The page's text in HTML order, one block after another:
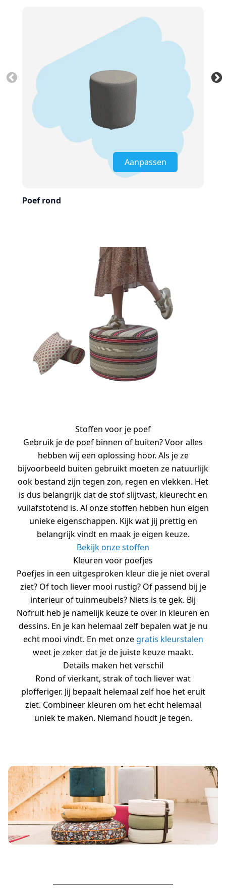
Aanpassen
Poef rond
Stoffen voor je poef
Gebruik je de poef binnen of buiten? Voor alles
hebben wij een oplossing hoor. Als je ze
bijvoorbeeld buiten gebruikt moeten ze natuurlijk
ook bestand zijn tegen zon, regen en vlekken. Het
is dus belangrijk dat de stof slijtvast, kleurecht en
vuilafstotend is. Al onze stoffen hebben hun eigen
unieke eigenschappen. Kijk wat jij prettig en
belangrijk vindt en maak je eigen keuze.
Bekijk onze stoffen
Kleuren voor poefjes
Poefjes in een uitgesproken kleur die je niet overal
ziet? Of toch liever mooi rustig? Of passend bij je
interieur of tuinmeubels? Niets is te gek. Bij
Nofruit heb je namelijk keuze te over in kleuren en
dessins. En je kan helemaal zelf bepalen wat je nu
echt mooi vindt. En met onze gratis kleurstalen
weet je zeker dat je de juiste keuze maakt.
Details maken het verschil
Rond of vierkant, strak of toch liever wat
plofferiger. Jij bepaalt helemaal zelf hoe het eruit
ziet. Combineer kleuren om het echt helemaal
uniek te maken. Niemand houdt je tegen.